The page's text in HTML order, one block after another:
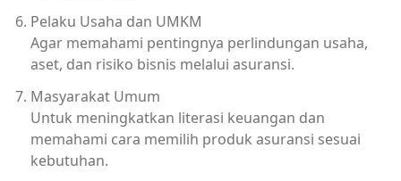
Pelaku Usaha dan UMKM
Agar memahami pentingnya perlindungan usaha,
aset, dan risiko bisnis melalui asuransi.
Masyarakat Umum
Untuk meningkatkan literasi keuangan dan
memahami cara memilih produk asuransi sesuai
kebutuhan.